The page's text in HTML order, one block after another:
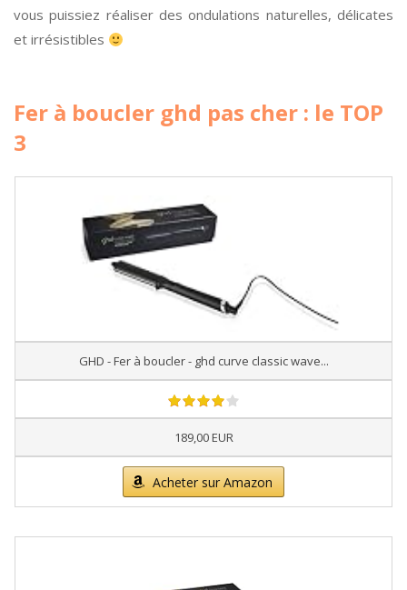
vous puissiez réaliser des ondulations naturelles, délicates
et irrésistibles
Fer à boucler ghd pas cher : le TOP
3
GHD - Fer à boucler - ghd curve classic wave...
189,00 EUR
Acheter sur Amazon